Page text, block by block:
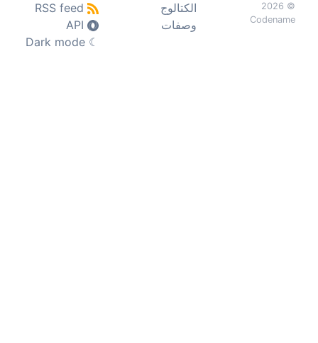
© 2026
Codename
الكتالوج
وصفات
☾
Dark mode